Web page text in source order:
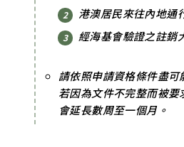
港澳居民來往內地通
經海基會驗證之註銷
請依照申請資格條件盡可
若因為文件不完整而被
會延長數周至一個月。